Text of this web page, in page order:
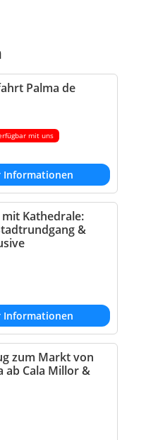
Palma de
mit uns
Informationen
Kathedrale:
&
Informationen
zum Markt von
ab Cala Millor &